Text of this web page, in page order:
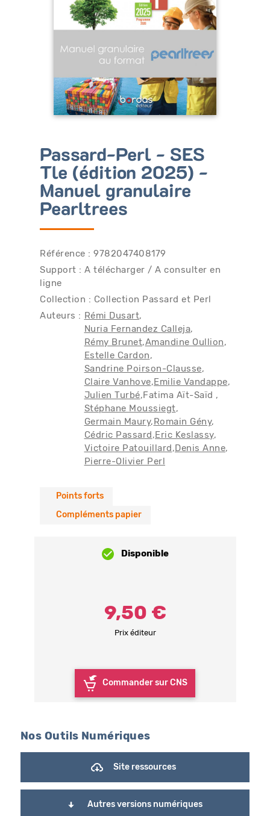
Bénéficiez de tarifs préférentiels
Recevez des informations sur nos nouveautés
Passard-Perl - SES
Tle (édition 2025) -
Manuel granulaire
Pearltrees
Référence : 9782047408179
Support : A télécharger / A consulter en
ligne
Collection : Collection Passard et Perl
Auteurs : Rémi Dusart
Nuria Fernandez Calleja
Rémy Brunet Amandine Oullion
Estelle Cardon
Sandrine Poirson-Clausse
Claire Vanhove Emilie Vandappe
Julien Turbé Fatima Aït-Saïd
Stéphane Moussiegt
Germain Maury Romain Gény
Cédric Passard Eric Keslassy
Victoire Patouillard Denis Anne
Pierre-Olivier Perl
Points forts
Compléments papier
Disponible
Prix éditeur
9,50 €
Commander sur CNS
Nos Outils Numériques
Site ressources
Autres versions numériques